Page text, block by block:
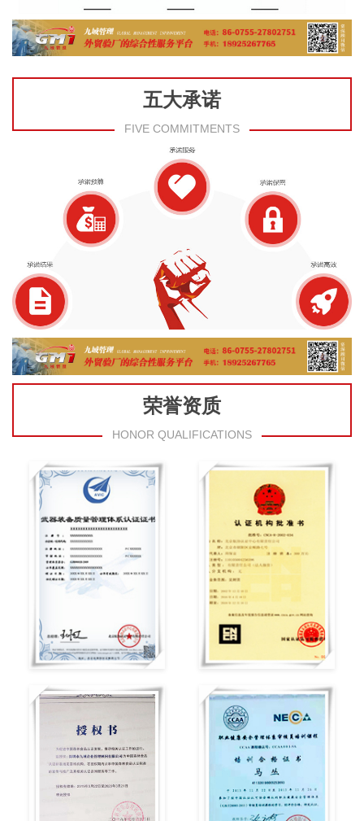
五大承诺
FIVE COMMITMENTS
荣誉资质
HONOR QUALIFICATIONS